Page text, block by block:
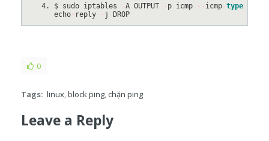
$ sudo iptables
-A OUTPUT - p icmp -- icmp-type
echo- reply - j DROP
0
Tags: linux,block ping, chặn ping
Leave a Reply